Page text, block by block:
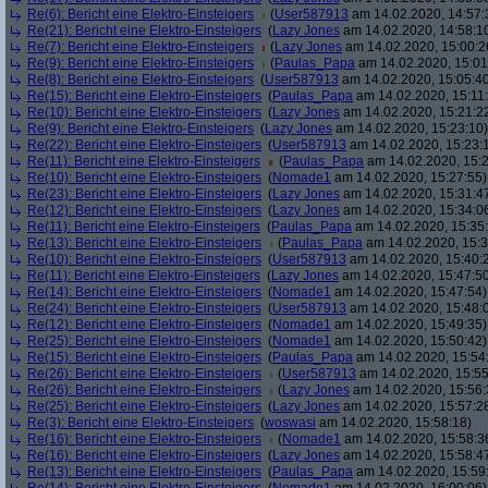
Re(6): Bericht eine Elektro-Einsteigers
(User587913 am 14.02.2020,
Re(21): Bericht eine Elektro-Einsteigers (Lazy Jones am 14.02.2020,
Re(7): Bericht eine Elektro-Einsteigers
(Lazy Jones am 14.02.2020,
Re(9): Bericht eine Elektro-Einsteigers
(Paulas_Papa am 14.02.2020,
Re(8): Bericht eine Elektro-Einsteigers (User587913 am 14.02.2020,
Re(15): Bericht eine Elektro-Einsteigers (Paulas_Papa am 14.02.2020,
Re(10): Bericht eine Elektro-Einsteigers (Lazy Jones am 14.02.2020,
Re(9): Bericht eine Elektro-Einsteigers (Lazy Jones am 14.02.2020, 15:23:10)
Re(22): Bericht eine Elektro-Einsteigers (User587913 am 14.02.2020,
Re(11): Bericht eine Elektro-Einsteigers
(Paulas_Papa am 14.02.2020,
Re(10): Bericht eine Elektro-Einsteigers (Nomade1 am 14.02.2020, 15:27:55)
Re(23): Bericht eine Elektro-Einsteigers (Lazy Jones am 14.02.2020,
Re(12): Bericht eine Elektro-Einsteigers (Lazy Jones am 14.02.2020,
Re(11): Bericht eine Elektro-Einsteigers (Paulas_Papa am 14.02.2020,
Re(13): Bericht eine Elektro-Einsteigers
(Paulas_Papa am 14.02.2020,
Re(10): Bericht eine Elektro-Einsteigers (User587913 am 14.02.2020,
Re(11): Bericht eine Elektro-Einsteigers (Lazy Jones am 14.02.2020,
Re(14): Bericht eine Elektro-Einsteigers (Nomade1 am 14.02.2020, 15:47:54)
Re(24): Bericht eine Elektro-Einsteigers (User587913 am 14.02.2020,
Re(12): Bericht eine Elektro-Einsteigers (Nomade1 am 14.02.2020, 15:49:35)
Re(25): Bericht eine Elektro-Einsteigers (Nomade1 am 14.02.2020, 15:50:42)
Re(15): Bericht eine Elektro-Einsteigers (Paulas_Papa am 14.02.2020,
Re(26): Bericht eine Elektro-Einsteigers
(User587913 am 14.02.2020,
Re(26): Bericht eine Elektro-Einsteigers
(Lazy Jones am 14.02.2020,
Re(25): Bericht eine Elektro-Einsteigers (Lazy Jones am 14.02.2020,
Re(3): Bericht eine Elektro-Einsteigers (woswasi am 14.02.2020, 15:58:18)
Re(16): Bericht eine Elektro-Einsteigers
(Nomade1 am 14.02.2020,
Re(16): Bericht eine Elektro-Einsteigers (Lazy Jones am 14.02.2020,
Re(13): Bericht eine Elektro-Einsteigers (Paulas_Papa am 14.02.2020,